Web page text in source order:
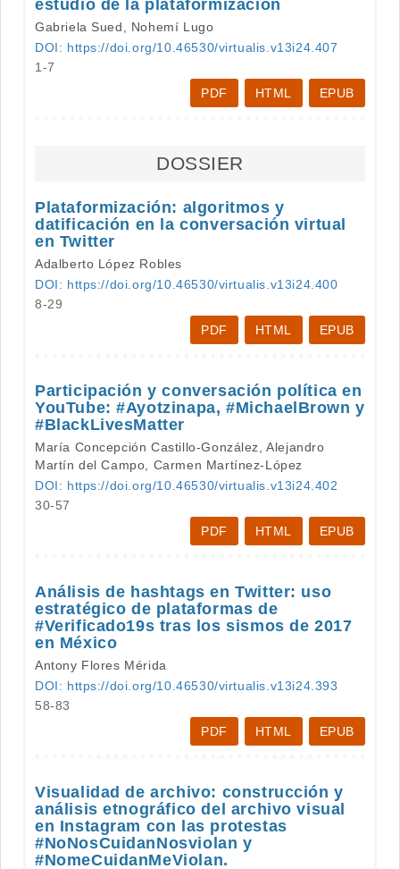
estudio de la plataformización
Gabriela Sued, Nohemí Lugo
DOI: https://doi.org/10.46530/virtualis.v13i24.407
1-7
PDF
HTML EPUB
DOSSIER
Plataformización: algoritmos y
datificación en la conversación virtual
en Twitter
Adalberto López Robles
DOI: https://doi.org/10.46530/virtualis.v13i24.400
8-29
PDF
HTML EPUB
Participación y conversación política en
YouTube: #Ayotzinapa, #MichaelBrown y
#BlackLivesMatter
María Concepción Castillo-González, Alejandro
Martín del Campo, Carmen Martínez-López
DOI: https://doi.org/10.46530/virtualis.v13i24.402
30-57
PDF
HTML EPUB
Análisis de hashtags en Twitter: uso
estratégico de plataformas de
#Verificado19s tras los sismos de 2017
en México
Antony Flores Mérida
DOI: https://doi.org/10.46530/virtualis.v13i24.393
58-83
PDF
HTML EPUB
Visualidad de archivo: construcción y
análisis etnográfico del archivo visual
en Instagram con las protestas
#NoNosCuidanNosviolan y
#NomeCuidanMeViolan.